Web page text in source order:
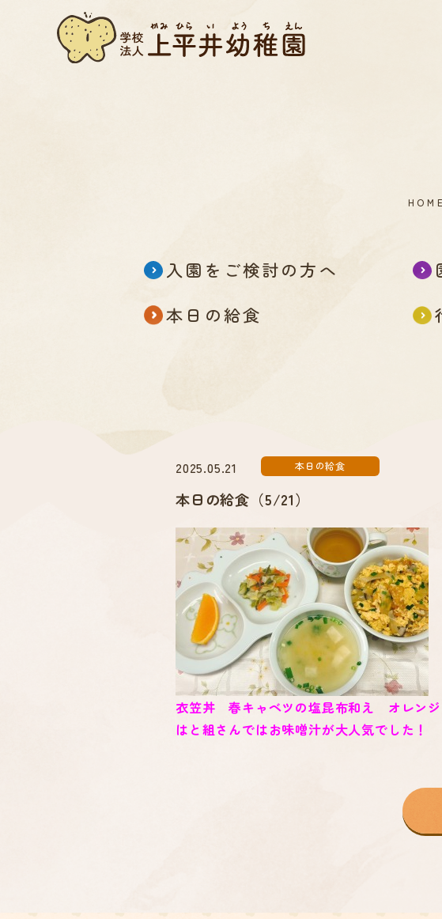
HOME
入園をご検討の方へ
本日の給食
2025.05.21 本日の給食
本日の給食（5/21）
衣笠丼 春キャベツの塩昆布和え オレン
はと組さんではお味噌汁が大人気でした！